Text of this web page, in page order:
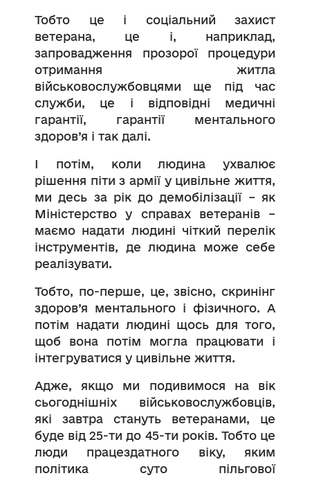
Тобто це і соціальний захист
ветерана, це і, наприклад,
запровадження прозорої процедури
отримання житла
військовослужбовцями ще під час
служби, це і відповідні медичні
гарантії, гарантії ментального
здоров’я і так далі.
І потім, коли людина ухвалює
рішення піти з армії у цивільне життя,
ми десь за рік до демобілізації – як
Міністерство у справах ветеранів –
маємо надати людині чіткий перелік
інструментів, де людина може себе
реалізувати.
Тобто, по-перше, це, звісно, скринінг
здоров’я ментального і фізичного. А
потім надати людині щось для того,
щоб вона потім могла працювати і
інтегруватися у цивільне життя.
Адже, якщо ми подивимося на вік
сьогоднішніх військовослужбовців,
які завтра стануть ветеранами, це
буде від 25-ти до 45-ти років. Тобто це
люди працездатного віку, яким
політика суто пільгової